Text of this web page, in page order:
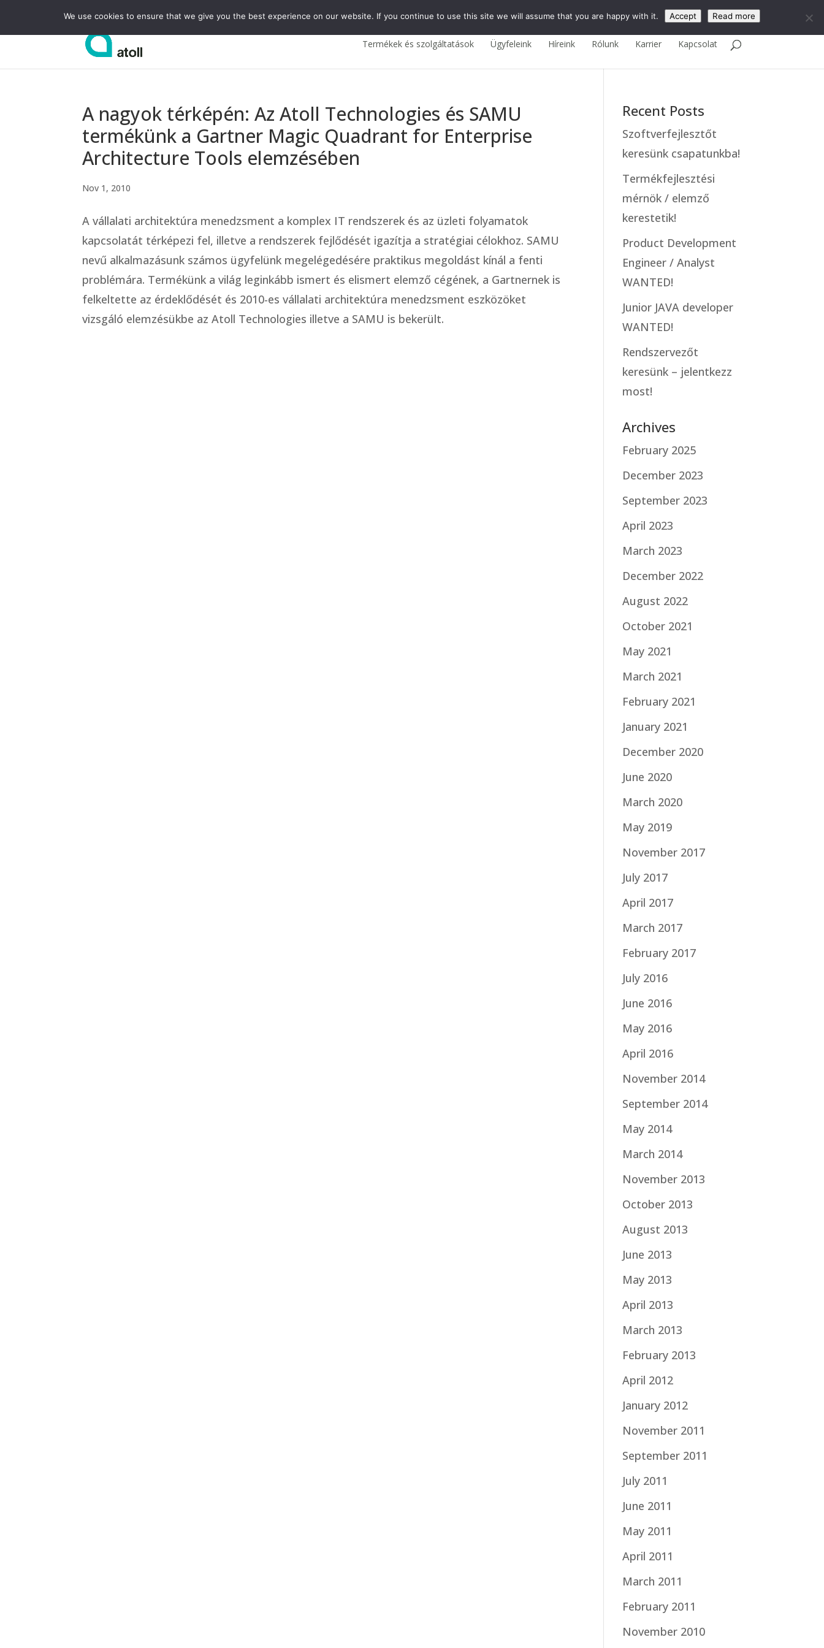
English
Termékek és szolgáltatások Ügyfeleink Híreink Rólunk Karrier Kapcsolat
A nagyok térképén: Az Atoll Technologies és SAMU
termékünk a Gartner Magic Quadrant for Enterprise
Architecture Tools elemzésében
Nov 1, 2010
A vállalati architektúra menedzsment a komplex IT rendszerek és az üzleti folyamatok
kapcsolatát térképezi fel, illetve a rendszerek fejlődését igazítja a stratégiai célokhoz. SAMU
nevű alkalmazásunk számos ügyfelünk megelégedésére praktikus megoldást kínál a fenti
problémára. Termékünk a világ leginkább ismert és elismert elemző cégének, a Gartnernek is
felkeltette az érdeklődését és 2010-es vállalati architektúra menedzsment eszközöket
vizsgáló elemzésükbe az Atoll Technologies illetve a SAMU is bekerült.
Recent Posts
Szoftverfejlesztőt
keresünk csapatunkba!
Termékfejlesztési
mérnök / elemző
kerestetik!
Product Development
Engineer / Analyst
WANTED!
Junior JAVA developer
WANTED!
Rendszervezőt
keresünk – jelentkezz
most!
Archives
February 2025
December 2023
September 2023
April 2023
March 2023
December 2022
August 2022
October 2021
May 2021
March 2021
February 2021
January 2021
December 2020
June 2020
March 2020
May 2019
November 2017
July 2017
April 2017
March 2017
February 2017
July 2016
June 2016
May 2016
April 2016
November 2014
September 2014
May 2014
March 2014
November 2013
October 2013
August 2013
June 2013
May 2013
April 2013
March 2013
February 2013
April 2012
January 2012
November 2011
September 2011
July 2011
June 2011
May 2011
April 2011
March 2011
February 2011
November 2010
We use cookies to ensure that we give you the best experience on our website. If you continue to use this site we will assume that you are happy with it. Accept Read more